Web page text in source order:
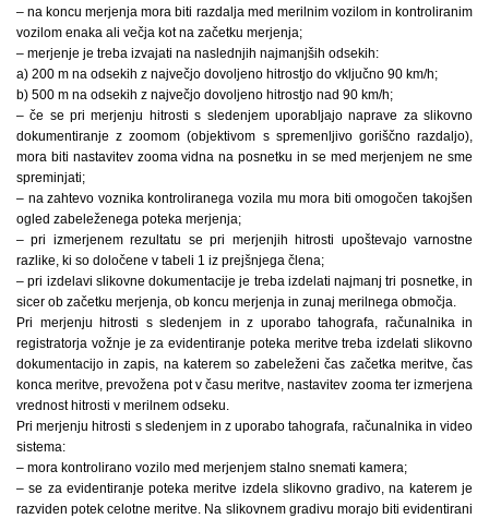
– na koncu merjenja mora biti razdalja med merilnim vozilom in kontroliranim
vozilom enaka ali večja kot na začetku merjenja;
– merjenje je treba izvajati na naslednjih najmanjših odsekih:
a) 200 m na odsekih z največjo dovoljeno hitrostjo do vključno 90 km/h;
b) 500 m na odsekih z največjo dovoljeno hitrostjo nad 90 km/h;
– če se pri merjenju hitrosti s sledenjem uporabljajo naprave za slikovno
dokumentiranje z zoomom (objektivom s spremenljivo goriščno razdaljo),
mora biti nastavitev zooma vidna na posnetku in se med merjenjem ne sme
spreminjati;
– na zahtevo voznika kontroliranega vozila mu mora biti omogočen takojšen
ogled zabeleženega poteka merjenja;
– pri izmerjenem rezultatu se pri merjenjih hitrosti upoštevajo varnostne
razlike, ki so določene v tabeli 1 iz prejšnjega člena;
– pri izdelavi slikovne dokumentacije je treba izdelati najmanj tri posnetke, in
sicer ob začetku merjenja, ob koncu merjenja in zunaj merilnega območja.
Pri merjenju hitrosti s sledenjem in z uporabo tahografa, računalnika in
registratorja vožnje je za evidentiranje poteka meritve treba izdelati slikovno
dokumentacijo in zapis, na katerem so zabeleženi čas začetka meritve, čas
konca meritve, prevožena pot v času meritve, nastavitev zooma ter izmerjena
vrednost hitrosti v merilnem odseku.
Pri merjenju hitrosti s sledenjem in z uporabo tahografa, računalnika in video
sistema:
– mora kontrolirano vozilo med merjenjem stalno snemati kamera;
– se za evidentiranje poteka meritve izdela slikovno gradivo, na katerem je
razviden potek celotne meritve. Na slikovnem gradivu morajo biti evidentirani